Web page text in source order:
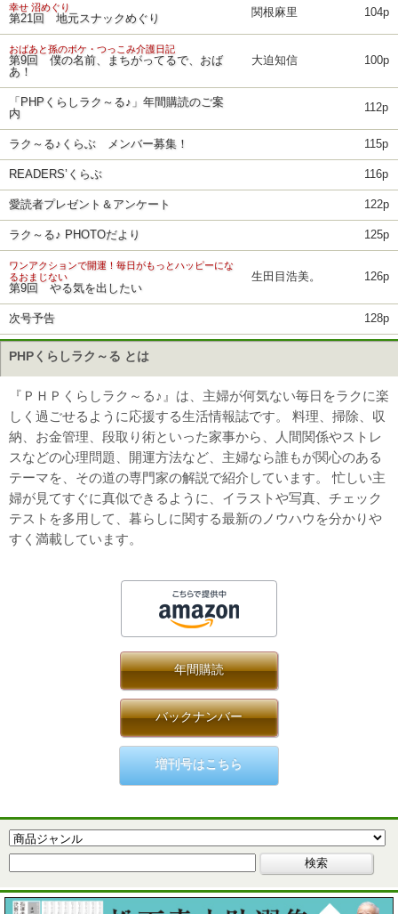
幸せ 沼めぐり
第21回 地元スナックめぐり 関根麻里 104p
おばあと孫のボケ・つっこみ介護日記
第9回 僕の名前、まちがってるで、おば
あ！
大迫知信 100p
「PHPくらしラク～る♪」年間購読のご案
内
112p
ラク～る♪くらぶ メンバー募集！ 115p
READERS’くらぶ 116p
愛読者プレゼント＆アンケート 122p
ラク～る♪ PHOTOだより 125p
ワンアクションで開運！毎日がもっとハッピーにな
るおまじない
第9回 やる気を出したい
生田目浩美。 126p
次号予告 128p
PHPくらしラク～る とは
『ＰＨＰくらしラク～る♪』は、主婦が何気ない毎日をラクに楽
しく過ごせるように応援する生活情報誌です。 料理、掃除、収
納、お金管理、段取り術といった家事から、人間関係やストレ
スなどの心理問題、開運方法など、主婦なら誰もが関心のある
テーマを、その道の専門家の解説で紹介しています。 忙しい主
婦が見てすぐに真似できるように、イラストや写真、チェック
テストを多用して、暮らしに関する最新のノウハウを分かりや
すく満載しています。
年間購読
バックナンバー
増刊号はこちら